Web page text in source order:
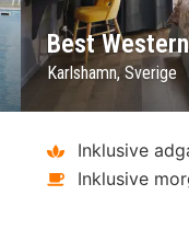
Best
Karlshamn, Sverige
Inklusive
Inklusive